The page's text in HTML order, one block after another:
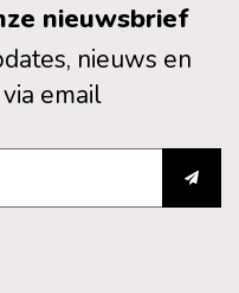
nieuwsbrief
nieuws en
email